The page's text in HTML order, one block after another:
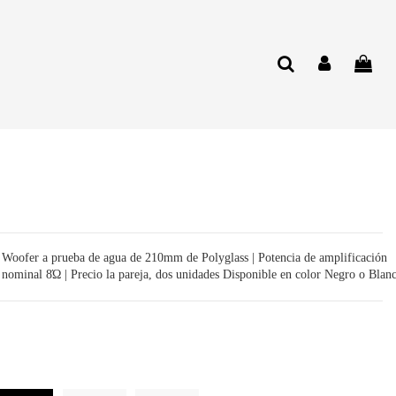
a prueba de agua de 210mm de Polyglass | Potencia de amplificación
8Ώ | Precio la pareja, dos unidades Disponible en color Negro o